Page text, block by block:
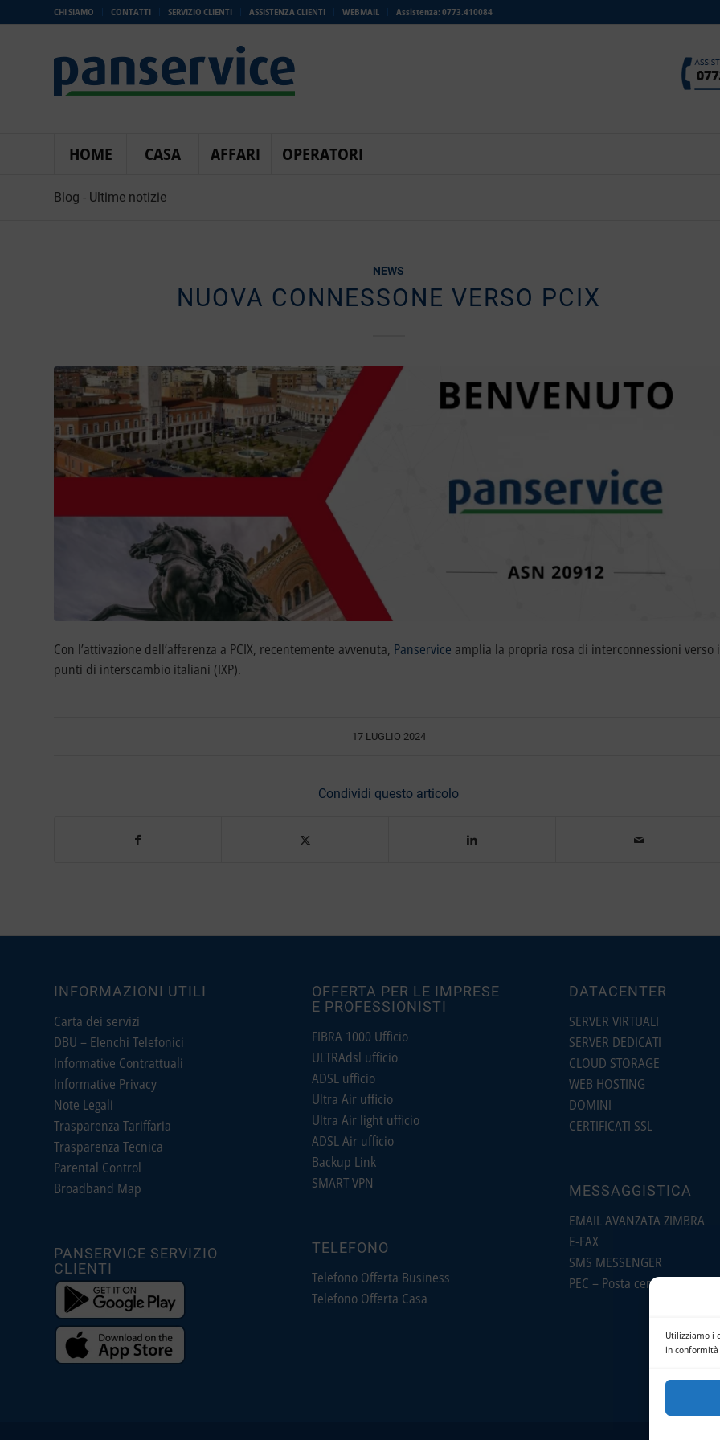
Utilizziamo i
in
CHI SIAMO CONTATTI SERVIZIO CLIENTI ASSISTENZA CLIENTI WEBMAIL Assistenza: 0773.410084
HOME CASA AFFARI OPERATORI
Blog - Ultime notizie
NEWS
NUOVA CONNESSONE VERSO PCIX
Con l’attivazione dell’afferenza a PCIX, recentemente avvenuta, Panservice amplia la propria rosa di interconnessioni verso i
punti di interscambio italiani (IXP).
17 LUGLIO 2024
Condividi questo articolo
INFORMAZIONI UTILI
Carta dei servizi
DBU – Elenchi Telefonici
Informative Contrattuali
Informative Privacy
Note Legali
Trasparenza Tariffaria
Trasparenza Tecnica
Parental Control
Broadband Map
PANSERVICE SERVIZIO
CLIENTI
OFFERTA PER LE IMPRESE
E PROFESSIONISTI
FIBRA 1000 Ufficio
ULTRAdsl ufficio
ADSL ufficio
Ultra Air ufficio
Ultra Air light ufficio
ADSL Air ufficio
Backup Link
SMART VPN
TELEFONO
Telefono Offerta Business
Telefono Offerta Casa
DATACENTER
SERVER VIRTUALI
SERVER DEDICATI
CLOUD STORAGE
WEB HOSTING
DOMINI
CERTIFICATI SSL
MESSAGGISTICA
EMAIL AVANZATA ZIMBRA
E-FAX
SMS MESSENGER
PEC – Posta certificata